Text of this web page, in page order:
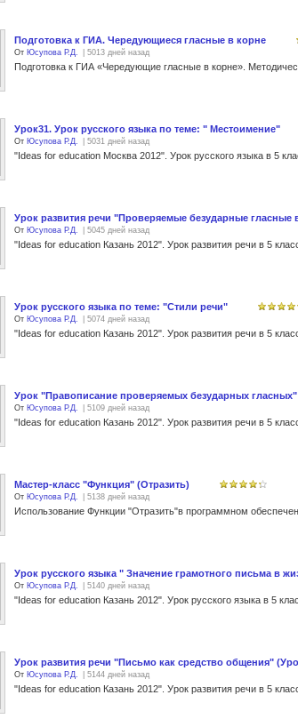
Подготовка к ГИА. Чередующиеся гласные в корне
От Юсупова Р.Д. | 5013 дней назад
Урок31. Урок русского языка по теме: " Местоимение"
От Юсупова Р.Д. | 5031 дней назад
Урок развития речи "Проверяемые безударные гласные
От Юсупова Р.Д. | 5045 дней назад
Урок русского языка по теме: "Стили речи"
От Юсупова Р.Д. | 5074 дней назад
Урок "Правописание проверяемых безударных
От Юсупова Р.Д. | 5109 дней назад
Мастер-класс "Функция" (Отразить)
От Юсупова Р.Д. | 5138 дней назад
Использование Функции "Отразить"в программном
Урок русского языка " Значение грамотного письма в
От Юсупова Р.Д. | 5140 дней назад
Урок развития речи "Письмо как средство общения"
От Юсупова Р.Д. | 5144 дней назад